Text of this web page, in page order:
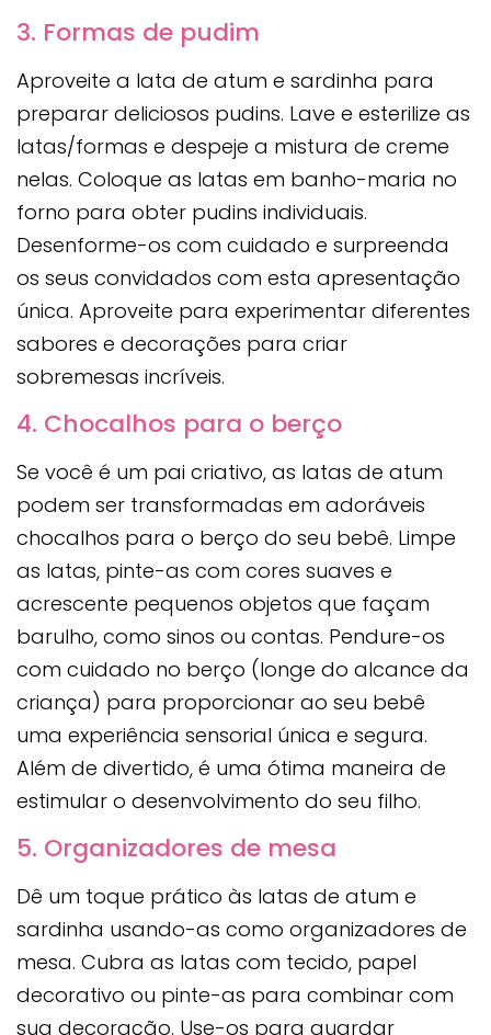
3. Formas de pudim
Aproveite a lata de atum e sardinha para
preparar deliciosos pudins. Lave e esterilize as
latas/formas e despeje a mistura de creme
nelas. Coloque as latas em banho-maria no
forno para obter pudins individuais.
Desenforme-os com cuidado e surpreenda
os seus convidados com esta apresentação
única. Aproveite para experimentar diferentes
sabores e decorações para criar
sobremesas incríveis.
4. Chocalhos para o berço
Se você é um pai criativo, as latas de atum
podem ser transformadas em adoráveis
chocalhos para o berço do seu bebê. Limpe
as latas, pinte-as com cores suaves e
acrescente pequenos objetos que façam
barulho, como sinos ou contas. Pendure-os
com cuidado no berço (longe do alcance da
criança) para proporcionar ao seu bebê
uma experiência sensorial única e segura.
Além de divertido, é uma ótima maneira de
estimular o desenvolvimento do seu filho.
5. Organizadores de mesa
Dê um toque prático às latas de atum e
sardinha usando-as como organizadores de
mesa. Cubra as latas com tecido, papel
decorativo ou pinte-as para combinar com
sua decoração. Use-os para guardar